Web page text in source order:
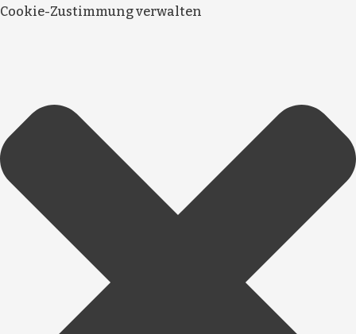
Cookie-Zustimmung verwalten